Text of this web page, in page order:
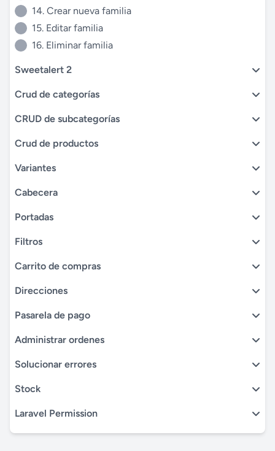
14. Crear nueva familia
15. Editar familia
16. Eliminar familia
Sweetalert 2
Crud de categorías
CRUD de subcategorías
Crud de productos
Variantes
Cabecera
Portadas
Filtros
Carrito de compras
Direcciones
Pasarela de pago
Administrar ordenes
Solucionar errores
Stock
Laravel Permission